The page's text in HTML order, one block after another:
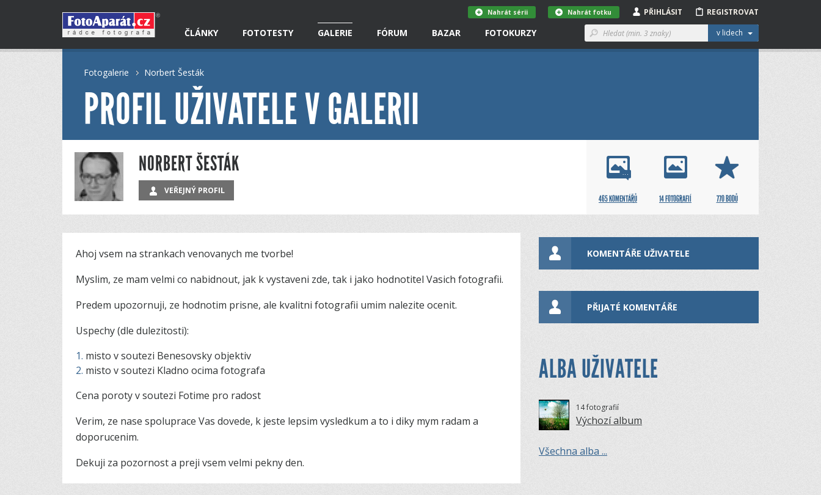
ČLÁNKY FOTOTESTY GALERIE FÓRUM BAZAR FOTOKURZY v lidech
REGISTROVAT
PŘIHLÁSIT
Nahrát fotku
Nahrát sérii
Fotogalerie Norbert Šesták
PROFIL UŽIVATELE V GALERII
NORBERT ŠESTÁK
VEŘEJNÝ PROFIL
465 KOMENTÁŘŮ
14 FOTOGRAFIÍ 770 BODŮ
Ahoj vsem na strankach venovanych me tvorbe!
Myslim, ze mam velmi co nabidnout, jak k vystaveni zde, tak i jako hodnotitel Vasich fotografii.
Predem upozornuji, ze hodnotim prisne, ale kvalitni fotografii umim nalezite ocenit.
Uspechy (dle dulezitosti):
misto v soutezi Benesovsky objektiv
misto v soutezi Kladno ocima fotografa
Cena poroty v soutezi Fotime pro radost
Verim, ze nase spoluprace Vas dovede, k jeste lepsim vysledkum a to i diky mym radam a
doporucenim.
Dekuji za pozornost a preji vsem velmi pekny den.
KOMENTÁŘE UŽIVATELE
PŘIJATÉ KOMENTÁŘE
ALBA UŽIVATELE
14 fotografií
Výchozí album
Všechna alba ...